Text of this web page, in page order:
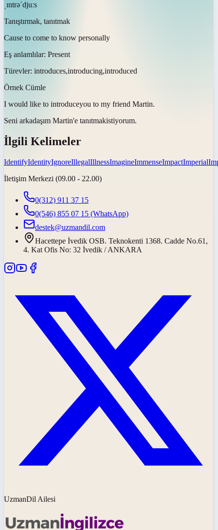
ˌɪntrəˈdjuːs
Tanıştırmak, tanıtmak
Cause to come to know personally
Eş anlamlılar: Present
Türevler: introduces,introducing,introduced
Örnek Cümle
I would like to introduceyou to my friend Martin.
Seni arkadaşım Martin'e tanıtmakistiyorum.
İlgili Kelimeler
IdentifyIdentityIgnoreIllegalIllnessImagineImmenseImpactImperial
İletişim Merkezi (09.00 - 22.00)
0(312) 911 37 15
0(546) 855 07 15 (WhatsApp)
destek@uzmandil.com
Hacettepe İvedik OSB. Teknokenti 1368. Cadde No.61,
4. Kat Ofis No: 32 İvedik / ANKARA
UzmanDil Ailesi